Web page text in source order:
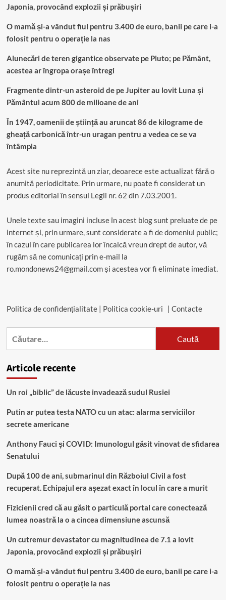
Japonia, provocând explozii și prăbușiri
O mamă și-a vândut fiul pentru 3.400 de euro, banii pe care i-a
folosit pentru o operație la nas
Alunecări de teren gigantice observate pe Pluto; pe Pământ,
acestea ar îngropa orașe întregi
Fragmente dintr-un asteroid de pe Jupiter au lovit Luna și
Pământul acum 800 de milioane de ani
În 1947, oamenii de știință au aruncat 86 de kilograme de
gheață carbonică într-un uragan pentru a vedea ce se va
întâmpla
Acest site nu reprezintă un ziar, deoarece este actualizat fără o
anumită periodicitate. Prin urmare, nu poate fi considerat un
produs editorial în sensul Legii nr. 62 din 7.03.2001.
Unele texte sau imagini incluse în acest blog sunt preluate de pe
internet și, prin urmare, sunt considerate a fi de domeniul public;
în cazul în care publicarea lor încalcă vreun drept de autor, vă
rugăm să ne comunicați prin e-mail la
ro.mondonews24@gmail.comși acestea vor fi eliminate imediat.
Politica de confidențialitate| Politica cookie-uri Contacte
Caută
Articole recente
Un roi „biblic” de lăcuste invadează sudul Rusiei
Putin ar putea testa NATO cu un atac: alarma serviciilor
secrete americane
Anthony Fauci și COVID: Imunologul găsit vinovat de sfidarea
Senatului
După 100 de ani, submarinul din Războiul Civil a fost
recuperat. Echipajul era așezat exact în locul în care a murit
Fizicienii cred că au găsit o particulă portal care conectează
lumea noastră la o a cincea dimensiune ascunsă
Un cutremur devastator cu magnitudinea de 7.1 a lovit
Japonia, provocând explozii și prăbușiri
O mamă și-a vândut fiul pentru 3.400 de euro, banii pe care i-a
folosit pentru o operație la nas